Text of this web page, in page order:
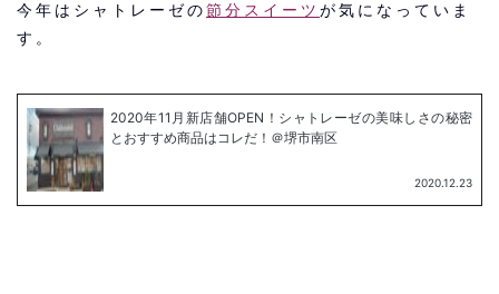
今年はシャトレーゼの節分スイーツ が気になっていま
す。